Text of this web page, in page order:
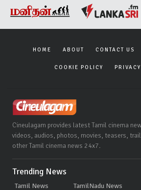
HOME ABOUT CONTACT US
COOKIE POLICY
Cineulagam provides latest Tamil cinema
videos, audios, photos, movies, teasers,
other Tamil cinema news 24x7.
Trending News
Tamil News TamilNadu News